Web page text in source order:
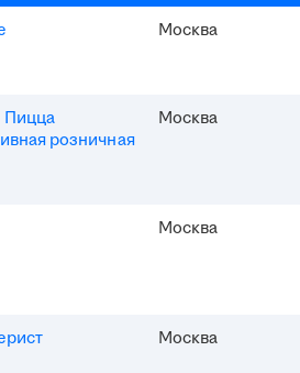
Москва
розничная
Москва
Москва
Москва